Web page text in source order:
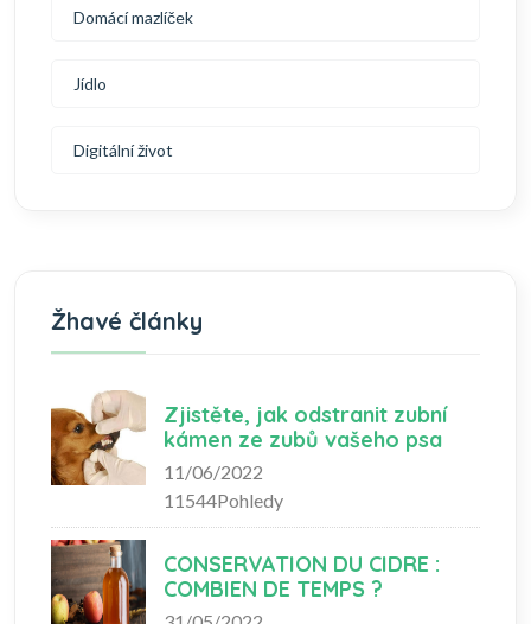
Domácí mazlíček
Jídlo
Digitální život
Žhavé články
Zjistěte, jak odstranit zubní
kámen ze zubů vašeho psa
11/06/2022
11544Pohledy
CONSERVATION DU CIDRE :
COMBIEN DE TEMPS ?